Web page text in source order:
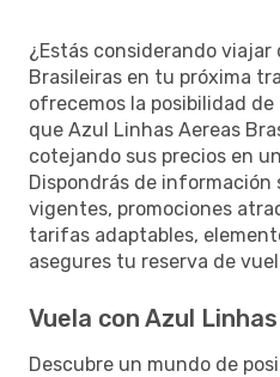
¿Estás considerando viajar
Brasileiras en tu próxima
ofrecemos la posibilidad
que Azul Linhas Aereas
cotejando sus precios en
Dispondrás de información
vigentes, promociones
tarifas adaptables,
asegures tu reserva de
Vuela con Azul
Descubre un mundo de